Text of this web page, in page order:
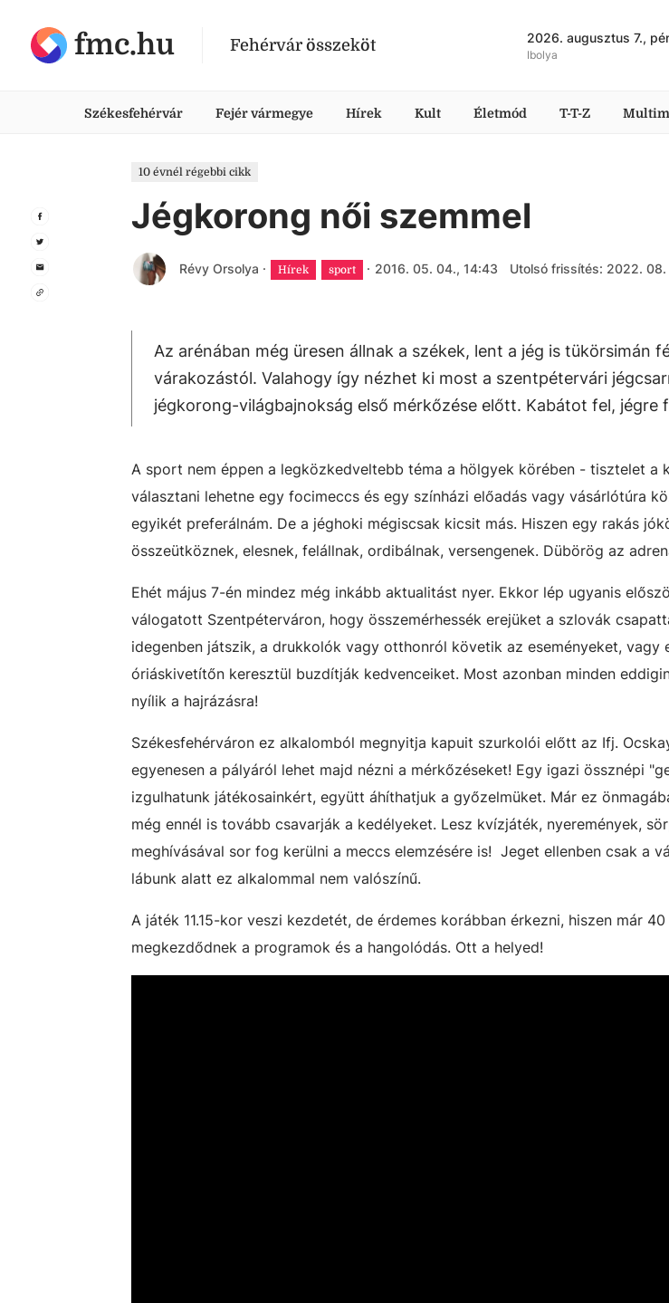
fmc.hu Fehérvár összeköt 2026. augusztus 7.,
Ibolya
Székesfehérvár Fejér vármegye Hírek Kult Életmód T-T-Z
10 évnél régebbi cikk
Jégkorong női szemmel
Révy Orsolya · Hírek sport · 2016. 05. 04., 14:43 Utolsó frissítés: 2022. 08.
Az arénában még üresen állnak a székek, lent a jég is tükörsimán
várakozástól. Valahogy így nézhet ki most a szentpétervári
jégkorong-világbajnokság első mérkőzése előtt. Kabátot fel, jégre
A sport nem éppen a legközkedveltebb téma a hölgyek körében - tisztelet a
választani lehetne egy focimeccs és egy színházi előadás vagy vásárlótúra
egyikét preferálnám. De a jéghoki mégiscsak kicsit más. Hiszen egy rakás
összeütköznek, elesnek, felállnak, ordibálnak, versengenek. Dübörög az
Ehét május 7-én mindez még inkább aktualitást nyer. Ekkor lép ugyanis
válogatott Szentpéterváron, hogy összemérhessék erejüket a szlovák
idegenben játszik, a drukkolók vagy otthonról követik az eseményeket, vagy
óriáskivetítőn keresztül buzdítják kedvenceiket. Most azonban minden
nyílik a hajrázásra!
Székesfehérváron ez alkalomból megnyitja kapuit szurkolói előtt az Ifj.
egyenesen a pályáról lehet majd nézni a mérkőzéseket! Egy igazi össznépi
izgulhatunk játékosainkért, együtt áhíthatjuk a győzelmüket. Már ez
még ennél is tovább csavarják a kedélyeket. Lesz kvízjáték, nyeremények,
meghívásával sor fog kerülni a meccs elemzésére is! Jeget ellenben csak a
lábunk alatt ez alkalommal nem valószínű.
A játék 11.15-kor veszi kezdetét, de érdemes korábban érkezni, hiszen már
megkezdődnek a programok és a hangolódás. Ott a helyed!